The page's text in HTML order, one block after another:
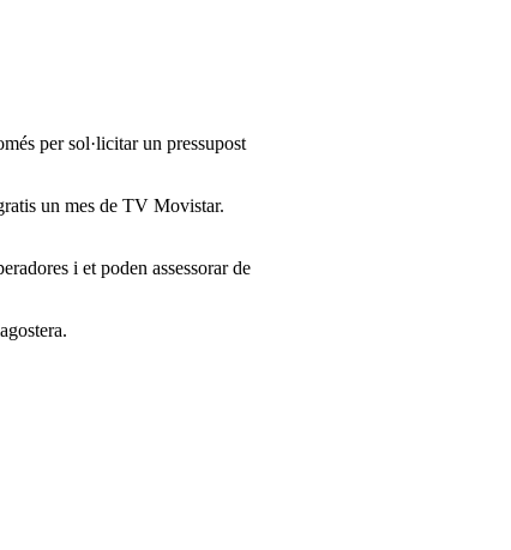
per sol·licitar un pressupost
un mes de TV Movistar.
i et poden assessorar de